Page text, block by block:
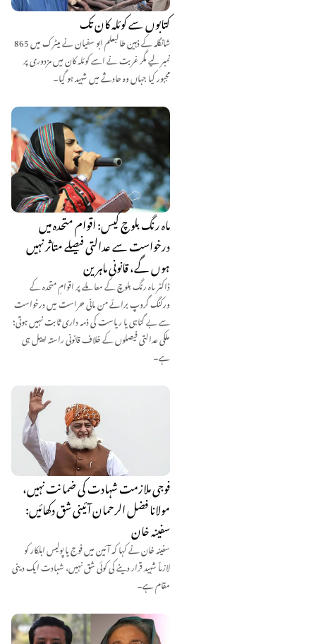
کتابوں سے کوئلہ کان تک
شانگلہ کے ذہین طالبعلم ابو سفیان نے میٹرک میں 865
نمبر لیے مگر غربت نے اسے کوئلہ کان میں مزدوری پر
مجبور کیا جہاں وہ حادثے میں شہید ہو گیا۔
ماہ رنگ بلوچ کیس: اقوام متحدہ میں
درخواست سے عدالتی فیصلے متاثر نہیں
ہوں گے، قانونی ماہرین
ڈاکٹر ماہ رنگ بلوچ کے معاملے پر اقوامِ متحدہ کے
ورکنگ گروپ برائے من مانی حراست میں درخواست
سے بے گناہی یا ریاست کی ذمہ داری ثابت نہیں ہوتی؛
ملکی عدالتی فیصلوں کے خلاف قانونی راستہ اپیل ہی
ہے۔
فوجی ملازمت شہادت کی ضمانت نہیں،
مولانا فضل الرحمان آئینی شق دکھائیں:
سفینہ خان
سفینہ خان نے کہا کہ آئین میں فوج یا پولیس اہلکار کو
لازماً شہید قرار دینے کی کوئی شق نہیں، شہادت ایک دینی
مقام ہے۔